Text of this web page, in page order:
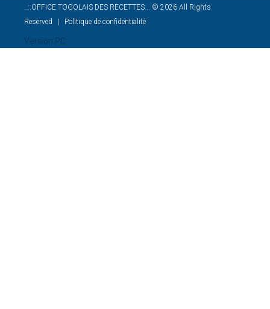
..::OFFICE TOGOLAIS DES RECETTES:.. © 2026 All Rights
Reserved
Politique de confidentialité
Version PC